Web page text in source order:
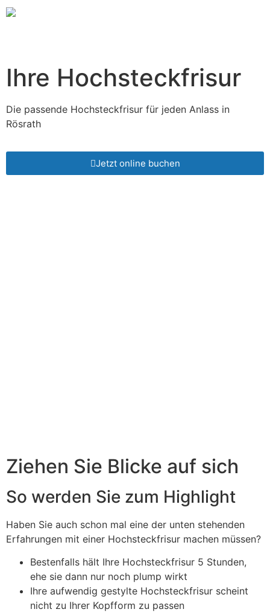
Ihre Hochsteckfrisur
Die passende Hochsteckfrisur für jeden Anlass in
Rösrath
Jetzt online buchen
Ziehen Sie Blicke auf sich
So werden Sie zum Highlight
Haben Sie auch schon mal eine der unten stehenden
Erfahrungen mit einer Hochsteckfrisur machen müssen?
Bestenfalls hält Ihre Hochsteckfrisur 5 Stunden,
ehe sie dann nur noch plump wirkt
Ihre aufwendig gestylte Hochsteckfrisur scheint
nicht zu Ihrer Kopfform zu passen